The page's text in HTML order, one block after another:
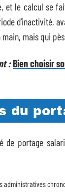
et le calcul se
d’inactivité,
main, mais qui
:Bien choisir
du
de portage
administratives